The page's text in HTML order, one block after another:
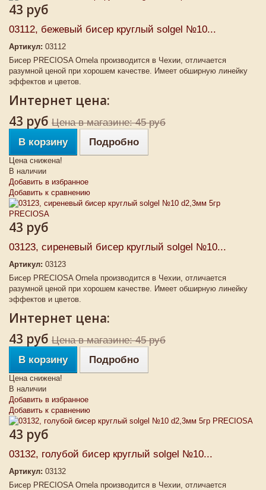
43 руб
03112, бежевый бисер круглый solgel №10...
Артикул: 03112
Бисер PRECIOSA Ornela производится в Чехии, отличается
разумной ценой при хорошем качестве. Имеет обширную линейку
эффектов и цветов.
Интернет цена:
43 руб Цена в магазине: 45 руб
В корзину
Подробно
Цена снижена!
В наличии
Добавить в избранное
Добавить к сравнению
43 руб
03123, сиреневый бисер круглый solgel №10...
Артикул: 03123
Бисер PRECIOSA Ornela производится в Чехии, отличается
разумной ценой при хорошем качестве. Имеет обширную линейку
эффектов и цветов.
Интернет цена:
43 руб Цена в магазине: 45 руб
В корзину
Подробно
Цена снижена!
В наличии
Добавить в избранное
Добавить к сравнению
43 руб
03132, голубой бисер круглый solgel №10...
Артикул: 03132
Бисер PRECIOSA Ornela производится в Чехии, отличается